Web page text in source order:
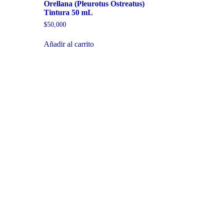
Orellana (Pleurotus Ostreatus)
Tintura 50 mL
$50,000
Añadir al carrito